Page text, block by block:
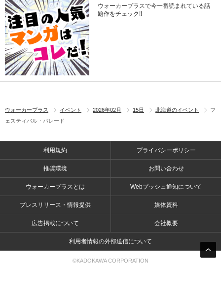
ウォーカープラスで今一番読まれている話
題作をチェック!!
ウォーカープラス イベント 2026年02月 15日 北海道のイベント
フ
ェスティバル・パレード
利用規約 プライバシーポリシー
推奨環境 お問い合わせ
ウォーカープラスとは Webプッシュ通知について
プレスリリース・情報提供 媒体資料
広告掲載について 会社概要
利用者情報の外部送信について
©KADOKAWA CORPORATION